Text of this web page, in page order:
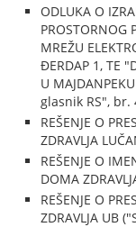
ODLUKA O
PROSTORNOG
MREŽU
ĐERDAP 1, TE
U
glasnik RS", br.
REŠENJE O
ZDRAVLJA
REŠENJE O
DOMA
REŠENJE O
ZDRAVLJA UB